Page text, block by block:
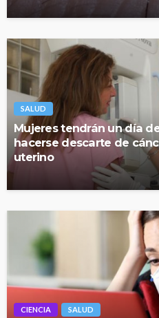
SALUD
Mujeres tendrán un día
hacerse descarte de
uterino
CIENCIA SALUD